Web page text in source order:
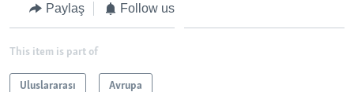
Paylaş Follow us
This item is part of
Uluslararası Avrupa